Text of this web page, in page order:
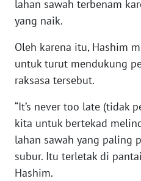
lahan sawah terbenam
yang naik.
Oleh karena itu, Hashim
untuk turut mendukung
raksasa tersebut.
“It’s never too late (tidak
kita untuk bertekad
lahan sawah yang paling
subur. Itu terletak di
Hashim.
WN
PAPUA
WN
PAPUA
BARAT
WN
RIAU
WN
SERAMBI